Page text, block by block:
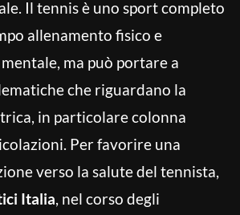
Il tennis è uno sport completo
allenamento fisico e
ma può portare a
che riguardano la
in particolare colonna
Per favorire una
verso la salute del tennista,
Italia, nel corso degli